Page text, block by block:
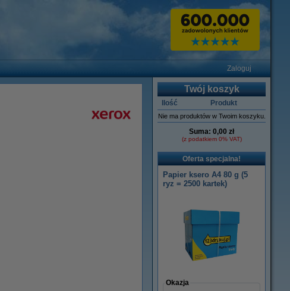
Zaloguj
Twój koszyk
Ilość Produkt
Nie ma produktów w Twoim koszyku.
Suma: 0,00 zł
(z podatkiem 0% VAT)
Oferta specjalna!
Papier ksero A4 80 g (5
ryz = 2500 kartek)
Okazja